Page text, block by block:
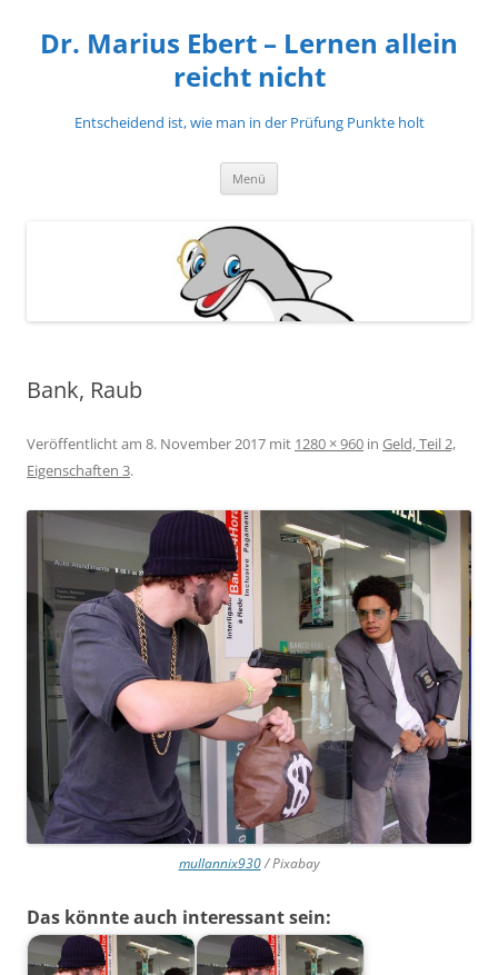
springen
Dr. Marius Ebert – Lernen allein
reicht nicht
Entscheidend ist, wie man in der Prüfung Punkte holt
Menü
Bank, Raub
Veröffentlicht am 8. November 2017 mit 1280 × 960 in Geld, Teil 2,
Eigenschaften 3.
mullannix930/ Pixabay
Das könnte auch interessant sein: